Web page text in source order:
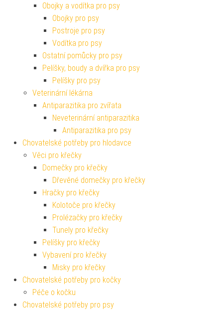
Obojky a vodítka pro psy
Obojky pro psy
Postroje pro psy
Vodítka pro psy
Ostatní pomůcky pro psy
Pelíšky, boudy a dvířka pro psy
Pelíšky pro psy
Veterinární lékárna
Antiparazitika pro zvířata
Neveterinární antiparazitika
Antiparazitika pro psy
Chovatelské potřeby pro hlodavce
Věci pro křečky
Domečky pro křečky
Dřevěné domečky pro křečky
Hračky pro křečky
Kolotoče pro křečky
Prolézačky pro křečky
Tunely pro křečky
Pelíšky pro křečky
Vybavení pro křečky
Misky pro křečky
Chovatelské potřeby pro kočky
Péče o kočku
Chovatelské potřeby pro psy